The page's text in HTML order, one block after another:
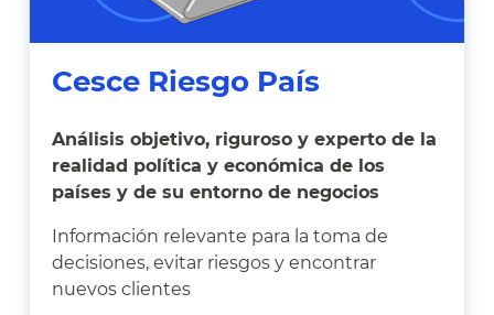
Cesce Riesgo País
Análisis objetivo, riguroso y experto de la
realidad política y económica de los
países y de su entorno de negocios
Información relevante para la toma de
decisiones, evitar riesgos y encontrar
nuevos clientes